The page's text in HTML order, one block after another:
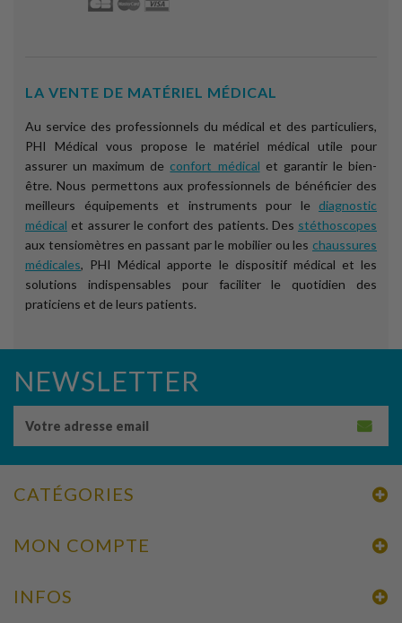
LA VENTE DE MATÉRIEL MÉDICAL
Au service des professionnels du médical et des particuliers,
PHI Médical vous propose le matériel médical utile pour
assurer un maximum de confort médical et garantir le bien-
être. Nous permettons aux professionnels de bénéficier des
meilleurs équipements et instruments pour le diagnostic
médical et assurer le confort des patients. Des stéthoscopes
aux tensiomètres en passant par le mobilier ou les chaussures
médicales, PHI Médical apporte le dispositif médical et les
solutions indispensables pour faciliter le quotidien des
praticiens et de leurs patients.
NEWSLETTER
CATÉGORIES
MON COMPTE
INFOS